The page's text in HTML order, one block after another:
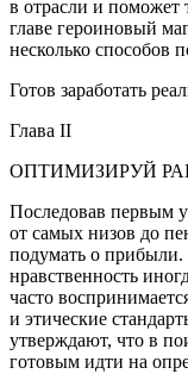
в отрасли и поможет
главе героиновый
несколько способов
Готов заработать
Глава II
ОПТИМИЗИРУЙ
Последовав первым
от самых низов до
подумать о
нравственность
часто
и этические
утверждают, что в
готовым идти на